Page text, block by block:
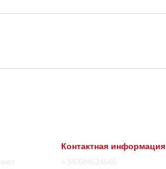
Контактная информация
+380684624646